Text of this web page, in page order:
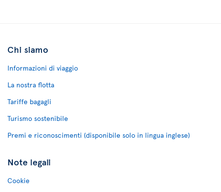
Chi siamo
Informazioni di viaggio
La nostra flotta
Tariffe bagagli
Turismo sostenibile
Premi e riconoscimenti (disponibile solo in lingua inglese)
Note legali
Cookie